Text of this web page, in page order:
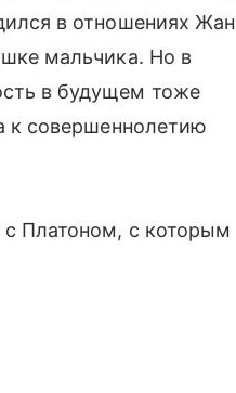
в отношениях
мальчика. Но в
в будущем тоже
к совершеннолетию
с Платоном, с которым